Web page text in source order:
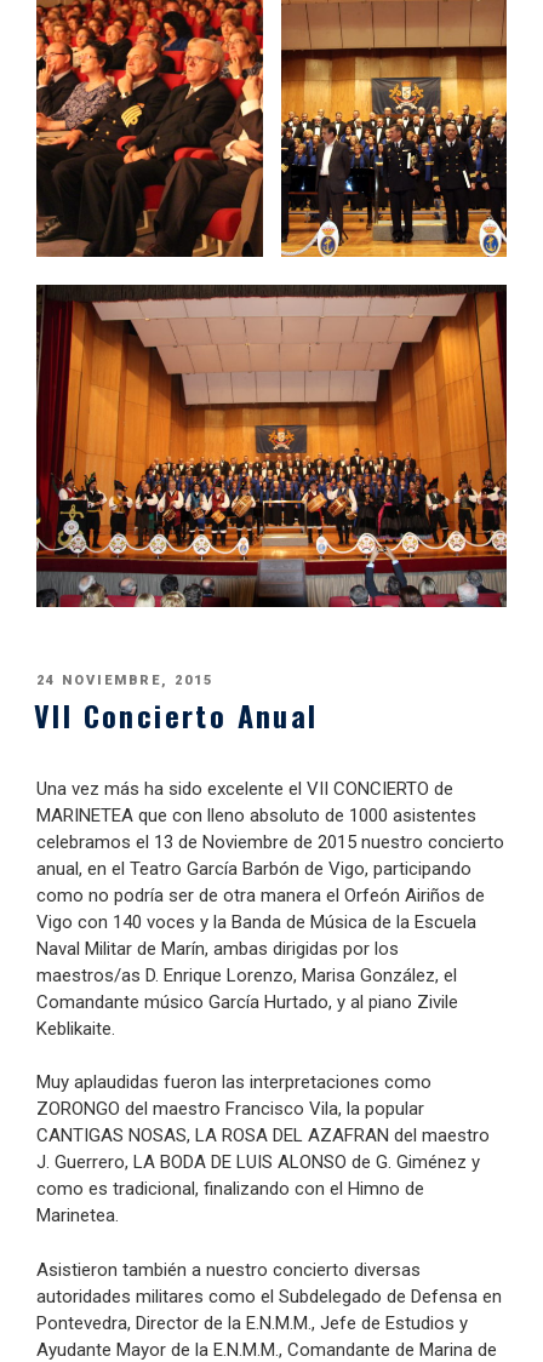
PUBLICADO
24 NOVIEMBRE, 2015
VII Concierto Anual
Una vez más ha sido excelente el VII CONCIERTO de
MARINETEA que con lleno absoluto de 1000 asistentes
celebramos el 13 de Noviembre de 2015 nuestro concierto
anual, en el Teatro García Barbón de Vigo, participando
como no podría ser de otra manera el Orfeón Airiños de
Vigo con 140 voces y la Banda de Música de la Escuela
Naval Militar de Marín, ambas dirigidas por los
maestros/as D. Enrique Lorenzo, Marisa González, el
Comandante músico García Hurtado, y al piano Zivile
Keblikaite.
Muy aplaudidas fueron las interpretaciones como
ZORONGO del maestro Francisco Vila, la popular
CANTIGAS NOSAS, LA ROSA DEL AZAFRAN del maestro
J. Guerrero, LA BODA DE LUIS ALONSO de G. Giménez y
como es tradicional, finalizando con el Himno de
Marinetea.
Asistieron también a nuestro concierto diversas
autoridades militares como el Subdelegado de Defensa en
Pontevedra, Director de la E.N.M.M., Jefe de Estudios y
Ayudante Mayor de la E.N.M.M., Comandante de Marina de